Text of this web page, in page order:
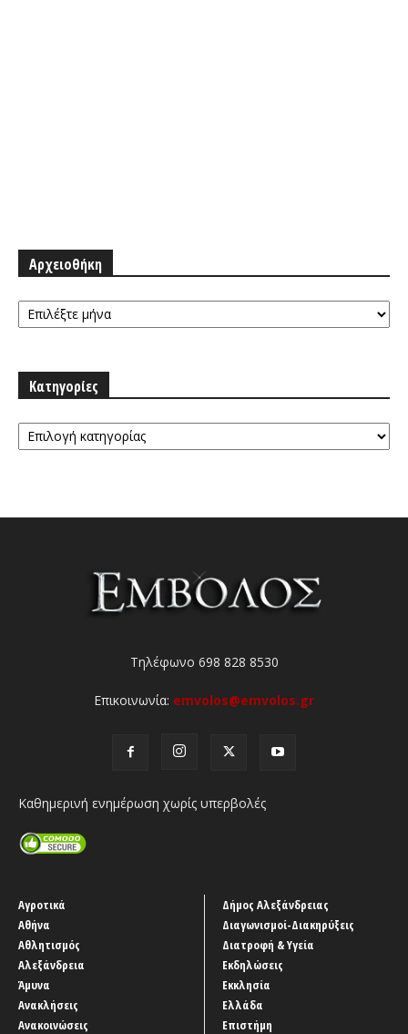
Αρχειοθήκη
Αρχειοθήκη
Κατηγορίες
Κατηγορίες
Τηλέφωνο 698 828 8530
Επικοινωνία: emvolos@emvolos.gr
Καθημερινή ενημέρωση χωρίς υπερβολές
Αγροτικά
Αθήνα
Αθλητισμός
Αλεξάνδρεια
Άμυνα
Ανακλήσεις
Ανακοινώσεις
Δήμος Αλεξάνδρειας
Διαγωνισμοί-Διακηρύξεις
Διατροφή & Υγεία
Εκδηλώσεις
Εκκλησία
Ελλάδα
Επιστήμη